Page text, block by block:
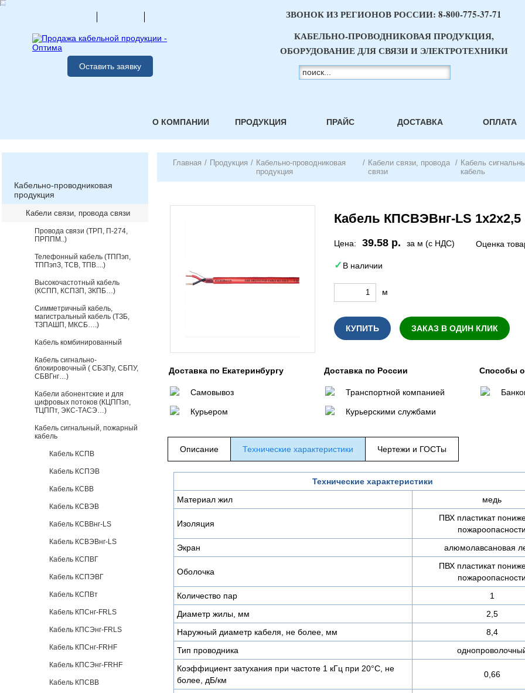
Оставить заявку
ЗВОНОК ИЗ РЕГИОНОВ РОССИИ: 8-800-775-37-71
КАБЕЛЬНО-ПРОВОДНИКОВАЯ ПРОДУКЦИЯ,
ОБОРУДОВАНИЕ ДЛЯ СВЯЗИ И ЭЛЕКТРОТЕХНИКИ
О КОМПАНИИ ПРОДУКЦИЯ ПРАЙС ДОСТАВКА ОПЛАТА
Кабельно-проводниковая
продукция
Кабели связи, провода связи
Провода связи (ТРП, П-274,
ПРППМ..)
Телефонный кабель (ТППэп,
ТППэпЗ, ТСВ, ТПВ....)
Высокочастотный кабель
(КСПП, КСПЗП, ЗКПБ…)
Симметричный кабель,
магистральный кабель (ТЗБ,
ТЗПАШП, МКСБ….)
Кабель комбинированный
Кабель сигнально-
блокировочный ( СБЗПу, СБПУ,
СБВГнг…)
Кабели абонентские и для
цифровых потоков (КЦППэп,
ТЦППт, ЭКС-ТАСЭ…)
Кабель сигнальный, пожарный
кабель
Кабель КСПВ
Кабель КСПЭВ
Кабель КСВВ
Кабель КСВЭВ
Кабель КСВВнг-LS
Кабель КСВЭВнг-LS
Кабель КСПВГ
Кабель КСПЭВГ
Кабель КСПВт
Кабель КПСнг-FRLS
Кабель КПСЭнг-FRLS
Кабель КПСнг-FRHF
Кабель КПСЭнг-FRHF
Кабель КПСВВ
Главная / Продукция / Кабельно-проводниковая
продукция
/ Кабели связи, провода
связи
/ Кабель
кабель
Кабель КПСВЭВнг-LS 1х2х2,5
Цена: 39.58 р. за м (с НДС) Оценка
В наличии
м
КУПИТЬ ЗАКАЗ В ОДИН КЛИК
Доставка по Екатеринбургу
Самовывоз
Курьером
Доставка по России
Транспортной компанией
Курьерскими службами
Способы
Описание Технические характеристики Чертежи и ГОСТы
Технические характеристики
Материал жил
медь
Изоляция
ПВХ пластикат
пожароопасности
Экран
алюмолавсановая
Оболочка
ПВХ пластикат
пожароопасности
Количество пар
1
Диаметр жилы, мм
2,5
Наружный диаметр кабеля, не более, мм
8,4
Тип проводника
Коэффициент затухания при частоте 1 кГц при 20°С, не
более, дБ/км
0,66